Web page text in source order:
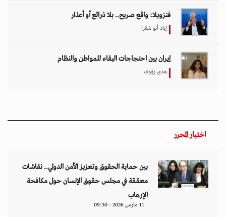
فنزويلا: واقع صريح.. بلا ذرائع أو أعذار
إياد أبو شقرا
إيران بين احتجاجات البقاء للمواطن والنظام
هدى رؤوف
اختيار المحرر
بين حماية الحقوق وتعزيز الأمن الدولي.. نقاشات
معمّقة في مجلس حقوق الإنسان حول مكافحة
الإرهاب
11 مارس 2026 - 09:30